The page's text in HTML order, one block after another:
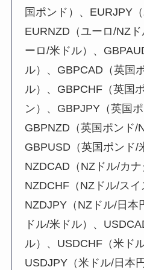
国ポンド）、EURJPY
EURNZD（ユーロ/NZ
ーロ/米ドル）、
ル）、GBPCAD（英国
ル）、GBPCHF（英国
ン）、GBPJPY（英国
GBPNZD（英国ポンド/
GBPUSD（英国ポンド/
NZDCAD（NZドル/カナ
NZDCHF（NZドル/スイ
NZDJPY（NZドル/日本
ドル/米ドル）、
ル）、USDCHF（米ド
USDJPY（米ドル/日本